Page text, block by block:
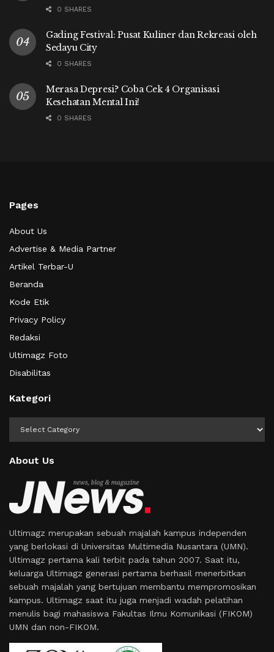
0 SHARES
Gading Festival: Pusat Kuliner dan Rekreasi oleh
Sedayu City
0 SHARES
Merasa Depresi? Coba Cek 4 Organisasi
Kesehatan Mental Ini!
0 SHARES
Pages
About Us
Advertise & Media Partner
Artikel Terbar-U
Beranda
Kode Etik
Privacy Policy
Redaksi
Ultimagz Foto
Disabilitas
Kategori
About Us
Ultimagz merupakan sebuah majalah kampus independen
yang berlokasi di Universitas Multimedia Nusantara (UMN).
Ultimagz pertama kali terbit pada tahun 2007. Saat itu,
keluarga Ultimagz generasi pertama berhasil menerbitkan
sebuah majalah yang bertujuan membantu mempromosikan
kampus. Ultimagz saat itu juga menjadi wadah pelatihan
menulis bagi mahasiswa Fakultas Ilmu Komunikasi (FIKOM)
UMN dan non-FIKOM.